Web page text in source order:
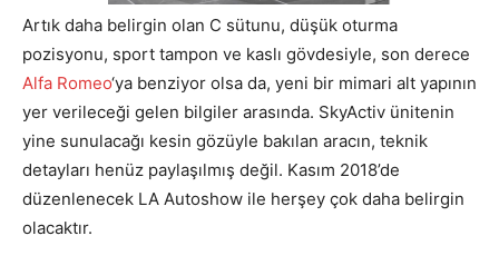
Artık daha belirgin olan C sütunu, düşük oturma
pozisyonu, sport tampon ve kaslı gövdesiyle, son derece
Alfa Romeo‘ya benziyor olsa da, yeni bir mimari alt yapının
yer verileceği gelen bilgiler arasında. SkyActiv ünitenin
yine sunulacağı kesin gözüyle bakılan aracın, teknik
detayları henüz paylaşılmış değil. Kasım 2018’de
düzenlenecek LA Autoshow ile herşey çok daha belirgin
olacaktır.